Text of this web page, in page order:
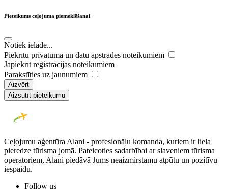
Pieteikums ceļojuma piemeklēšanai
Notiek ielāde...
Piekrītu privātuma un datu apstrādes noteikumiem
Japiekrīt reģistrācijas noteikumiem
Parakstīties uz jaunumiem
Aizvērt
Aizsūtīt pieteikumu
Ceļojumu aģentūra Alani - profesionāļu komanda, kuriem ir liela
pieredze tūrisma jomā. Pateicoties sadarbībai ar slaveniem tūrisma
operatoriem, Alani piedāvā Jums neaizmirstamu atpūtu un pozitīvu
iespaidu.
Follow us